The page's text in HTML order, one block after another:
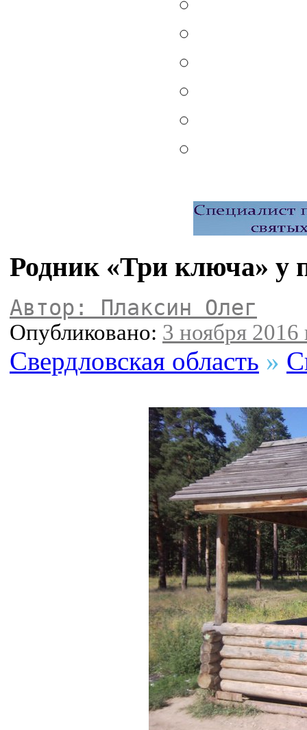
Родник «Три ключа» у
Автор: Плаксин Олег
Опубликовано: 3 ноября 2016
Свердловская область »